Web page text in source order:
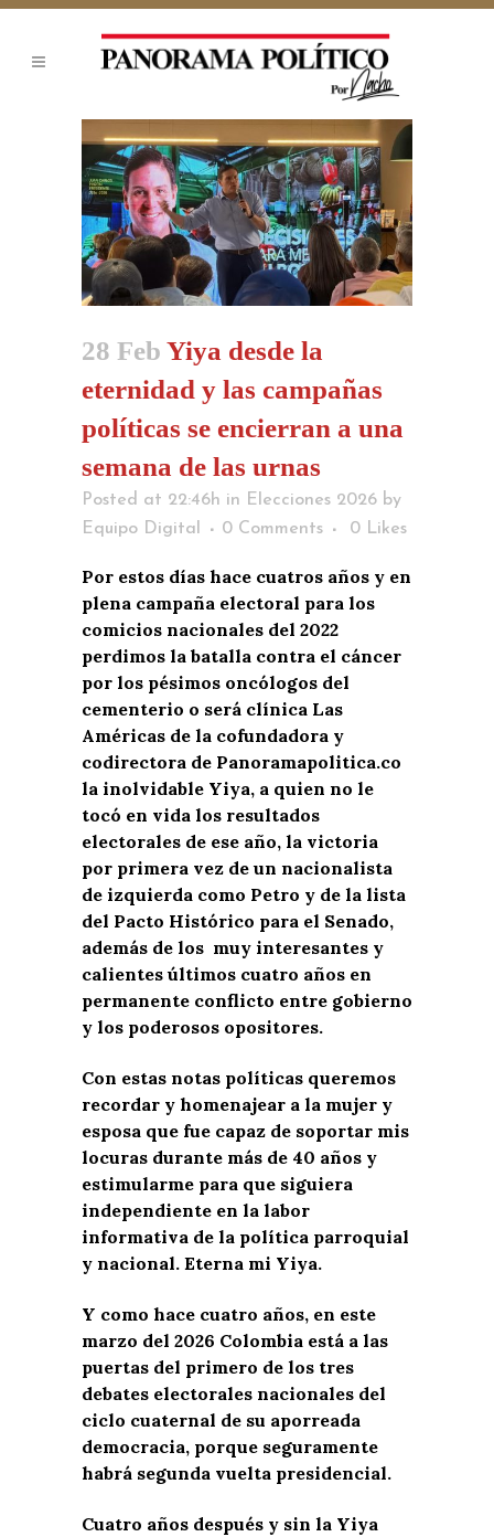
28 Feb Yiya desde la
eternidad y las campañas
políticas se encierran a una
semana de las urnas
Posted at 22:46h in Elecciones 2026 by
Equipo Digital
0 Comments 0 Likes
Por estos días hace cuatros años y en
plena campaña electoral para los
comicios nacionales del 2022
perdimos la batalla contra el cáncer
por los pésimos oncólogos del
cementerio o será clínica Las
Américas de la cofundadora y
codirectora de Panoramapolitica.co
la inolvidable Yiya, a quien no le
tocó en vida los resultados
electorales de ese año, la victoria
por primera vez de un nacionalista
de izquierda como Petro y de la lista
del Pacto Histórico para el Senado,
además de los muy interesantes y
calientes últimos cuatro años en
permanente conflicto entre gobierno
y los poderosos opositores.
Con estas notas políticas queremos
recordar y homenajear a la mujer y
esposa que fue capaz de soportar mis
locuras durante más de 40 años y
estimularme para que siguiera
independiente en la labor
informativa de la política parroquial
y nacional. Eterna mi Yiya.
Y como hace cuatro años, en este
marzo del 2026 Colombia está a las
puertas del primero de los tres
debates electorales nacionales del
ciclo cuaternal de su aporreada
democracia, porque seguramente
habrá segunda vuelta presidencial.
Cuatro años después y sin la Yiya